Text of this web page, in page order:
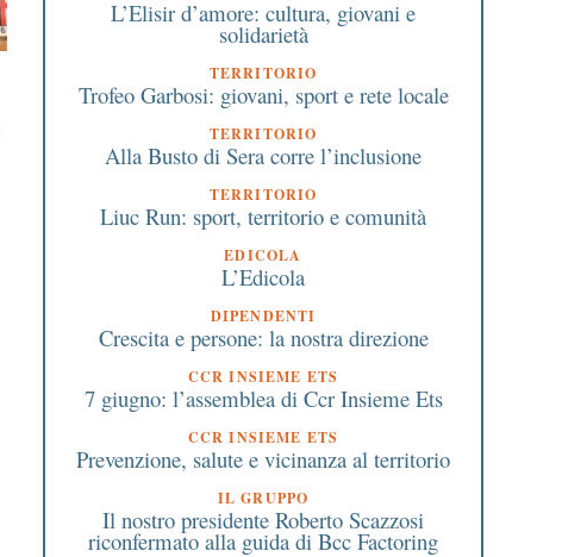
Busto Garolfo: concerto
gospel per sostenere il
reparto di ematologia
Promozione della
59 imprese varesine
L’Elisir d’amore: cultura, giovani e
solidarietà
TERRITORIO
Trofeo Garbosi: giovani, sport e rete locale
TERRITORIO
Alla Busto di Sera corre l’inclusione
TERRITORIO
Liuc Run: sport, territorio e comunità
EDICOLA
L’Edicola
DIPENDENTI
Crescita e persone: la nostra direzione
CCR INSIEME ETS
7 giugno: l’assemblea di Ccr Insieme Ets
CCR INSIEME ETS
Prevenzione, salute e vicinanza al territorio
IL GRUPPO
Il nostro presidente Roberto Scazzosi
riconfermato alla guida di Bcc Factoring